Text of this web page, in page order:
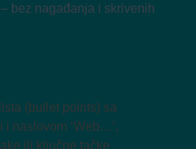
– bez nagađanja i skrivenih